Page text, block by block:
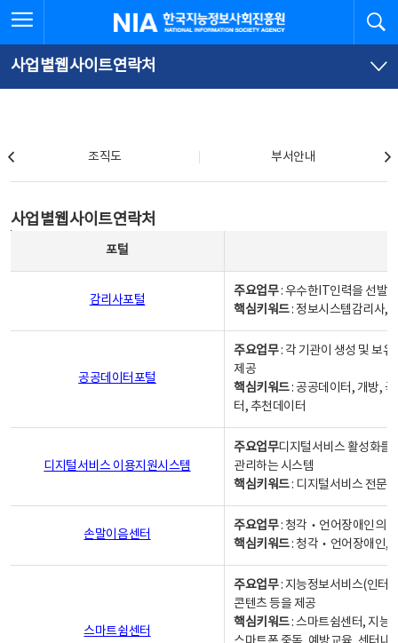
문
로
가
체
뉴
바
가
한국지능정보사회진흥원
사업별웹사이트연락처
조직도 부서안내
사업별웹사이트연락처
포털
감리사포털
주요업무: 우수한IT인력을 선발
핵심키워드: 정보시스템감리사,
공공데이터포털
주요업무: 각 기관이 생성 및 보
제공
핵심키워드: 공공데이터, 개방,
터, 추천데이터
디지털서비스 이용지원시스템
주요업무디지털서비스 활성화를
관리하는 시스템
핵심키워드: 디지털서비스 전문
손말이음센터
주요업무: 청각‧언어장애인의
핵심키워드: 청각‧언어장애인,
스마트쉼센터
주요업무: 지능정보서비스(인터
콘텐츠 등을 제공
핵심키워드: 스마트쉼센터, 지능